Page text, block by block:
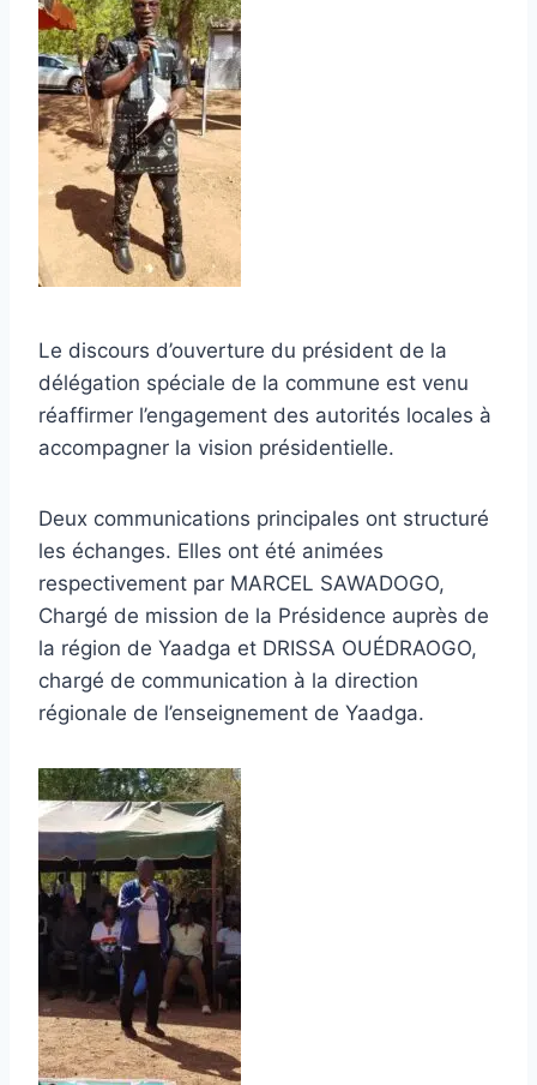
Le discours d’ouverture du président de la
délégation spéciale de la commune est venu
réaffirmer l’engagement des autorités locales à
accompagner la vision présidentielle.
Deux communications principales ont structuré
les échanges. Elles ont été animées
respectivement par MARCEL SAWADOGO,
Chargé de mission de la Présidence auprès de
la région de Yaadga et DRISSA OUÉDRAOGO,
chargé de communication à la direction
régionale de l’enseignement de Yaadga.